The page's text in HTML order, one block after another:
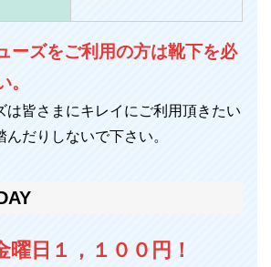
ーズをご利用の方は靴下を必
。
は皆さまにキレイにご利用頂きたい
だりしないで下さい。
曜日１，１００円！